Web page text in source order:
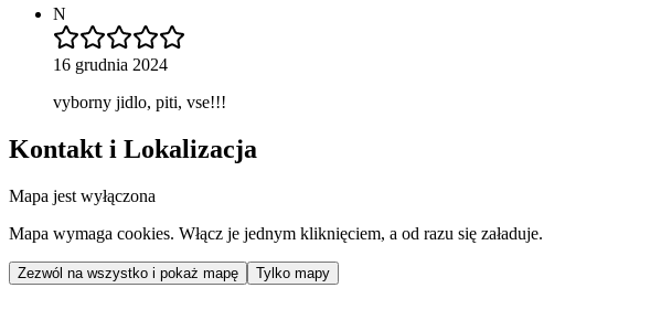
N
16 grudnia 2024
vyborny jidlo, piti, vse!!!
Kontakt i Lokalizacja
Mapa jest wyłączona
Mapa wymaga cookies. Włącz je jednym kliknięciem, a od razu się załaduje.
Zezwól na wszystko i pokaż mapę Tylko mapy